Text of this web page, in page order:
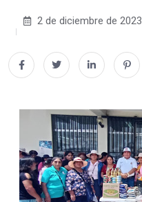
2 de diciembre de 2023